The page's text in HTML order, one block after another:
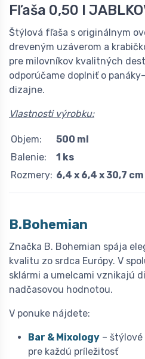
Fľaša 0,50 l
Štýlová fľaša s originálnym
dreveným uzáverom a
pre milovníkov kvalitných
odporúčame doplniť o
dizajne.
Vlastnosti výrobku:
Objem:
500 ml
Balenie:
1 ks
Rozmery: 6,4 x 6,4 x 30,7 cm
B.Bohemian
Značka B. Bohemian spája
kvalitu zo srdca Európy. V
sklármi a umelcami vznikajú
nadčasovou hodnotou.
V ponuke nájdete:
Bar & Mixology – štýlové
pre každú príležitosť